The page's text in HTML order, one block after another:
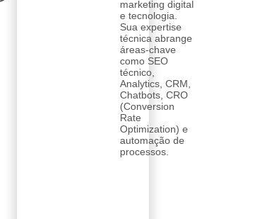
marketing digital
e tecnologia.
Sua expertise
técnica abrange
áreas-chave
como SEO
técnico,
Analytics, CRM,
Chatbots, CRO
(Conversion
Rate
Optimization) e
automação de
processos.